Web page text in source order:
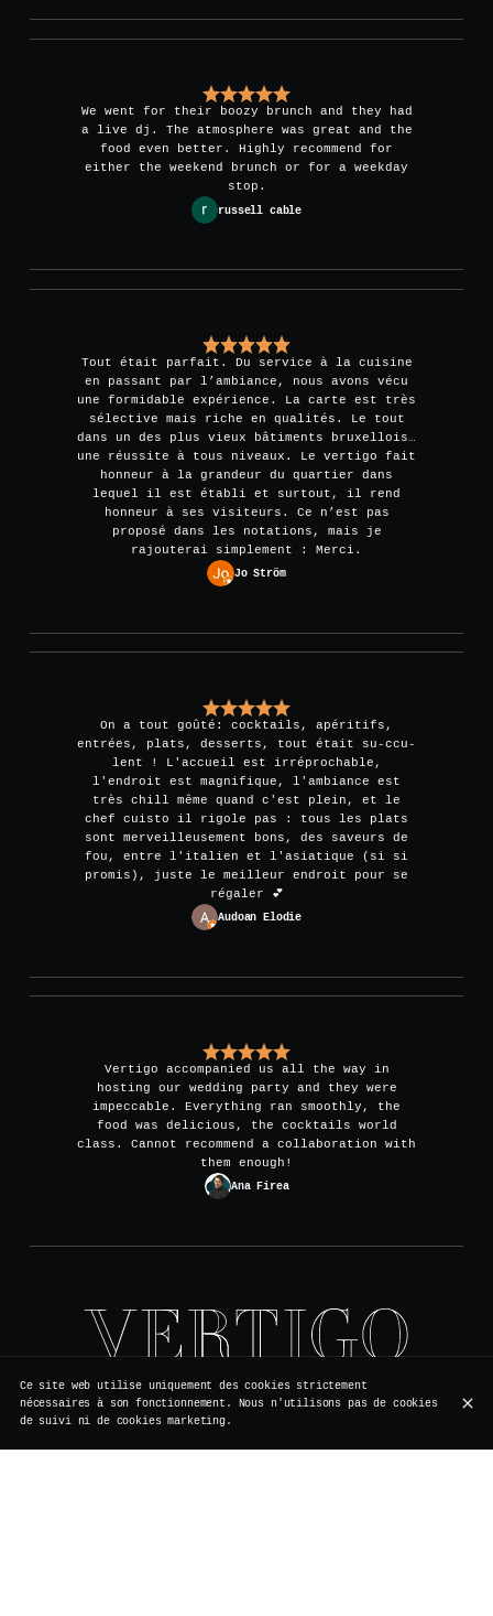
We went for their boozy brunch and they had
a live dj. The atmosphere was great and the
food even better. Highly recommend for
either the weekend brunch or for a weekday
stop.
russell cable
Tout était parfait. Du service à la cuisine
en passant par l’ambiance, nous avons vécu
une formidable expérience. La carte est très
sélective mais riche en qualités. Le tout
dans un des plus vieux bâtiments bruxellois…
une réussite à tous niveaux. Le vertigo fait
honneur à la grandeur du quartier dans
lequel il est établi et surtout, il rend
honneur à ses visiteurs. Ce n’est pas
proposé dans les notations, mais je
rajouterai simplement : Merci.
Jo Ström
On a tout goûté: cocktails, apéritifs,
entrées, plats, desserts, tout était su-ccu-
lent ! L'accueil est irréprochable,
l'endroit est magnifique, l'ambiance est
très chill même quand c'est plein, et le
chef cuisto il rigole pas : tous les plats
sont merveilleusement bons, des saveurs de
fou, entre l'italien et l'asiatique (si si
promis), juste le meilleur endroit pour se
régaler 💕
Audoan Elodie
Vertigo accompanied us all the way in
hosting our wedding party and they were
impeccable. Everything ran smoothly, the
food was delicious, the cocktails world
class. Cannot recommend a collaboration with
them enough!
Ana Firea
+32 2 511 95 17
Ce site web utilise uniquement des cookies strictement
nécessaires à son fonctionnement. Nous n'utilisons pas de cookies
de suivi ni de cookies marketing.